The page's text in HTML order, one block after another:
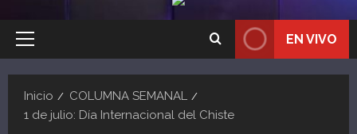
Menú
EN VIVO
Inicio
COLUMNA SEMANAL
1 de julio: Día Internacional del Chiste